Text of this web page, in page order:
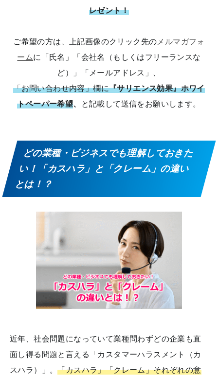
レゼント！
ご希望の方は、上記画像のクリック先の メルマガフォ
ームに「氏名」「会社名（もしくはフリーランスな
ど）」「メールアドレス」、
「お問い合わせ内容」欄に『サリエンス効果』ホワイ
トペーパー希望、 と記載して送信をお願いします。
どの業種・ビジネスでも理解しておきた
い！「カスハラ」と「クレーム」の違い
とは！？
近年、社会問題になっていて業種問わずどの企業も直
面し得る問題と言える「カスタマーハラスメント（カ
スハラ）」。「カスハラ」「クレーム」それぞれの意